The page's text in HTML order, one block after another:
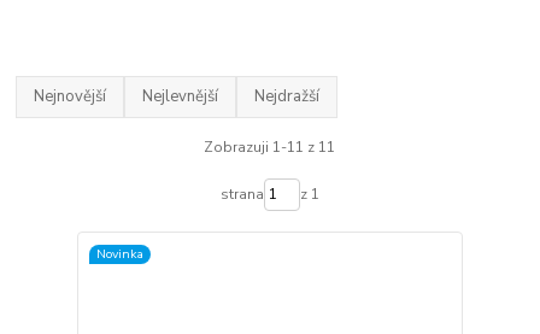
Nejnovější Nejlevnější Nejdražší
Zobrazuji 1-11 z 11
strana z 1
Novinka